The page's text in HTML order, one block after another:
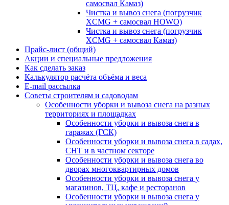
самосвал Камаз)
Чистка и вывоз снега (погрузчик
XCMG + самосвал HOWO)
Чистка и вывоз снега (погрузчик
XCMG + самосвал Камаз)
Прайс-лист (общий)
Акции и специальные предложения
Как сделать заказ
Калькулятор расчёта объёма и веса
E-mail рассылка
Советы строителям и садоводам
Особенности уборки и вывоза снега на разных
территориях и площадках
Особенности уборки и вывоза снега в
гаражах (ГСК)
Особенности уборки и вывоза снега в садах,
СНТ и в частном секторе
Особенности уборки и вывоза снега во
дворах многоквартирных домов
Особенности уборки и вывоза снега у
магазинов, ТЦ, кафе и ресторанов
Особенности уборки и вывоза снега у